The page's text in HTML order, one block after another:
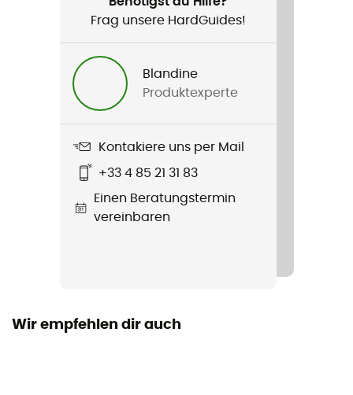
Frag unsere HardGuides!
Blandine
Produktexperte
Kontakiere uns per Mail
+33 4 85 21 31 83
Einen Beratungstermin
vereinbaren
Wir empfehlen dir auch